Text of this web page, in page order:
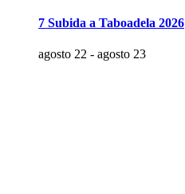
7 Subida a Taboadela 2026
agosto 22 - agosto 23